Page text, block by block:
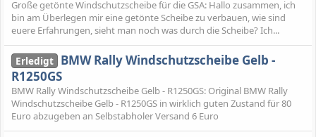
Große getönte Windschutzscheibe für die GSA: Hallo zusammen, ich
bin am Überlegen mir eine getönte Scheibe zu verbauen, wie sind
euere Erfahrungen, sieht man noch was durch die Scheibe? Ich...
Erledigt BMW Rally Windschutzscheibe Gelb -
R1250GS
BMW Rally Windschutzscheibe Gelb - R1250GS: Original BMW Rally
Windschutzscheibe Gelb - R1250GS in wirklich guten Zustand für 80
Euro abzugeben an Selbstabholer Versand 6 Euro